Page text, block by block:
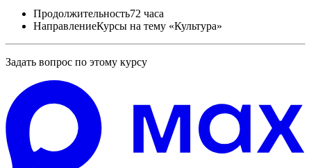
Продолжительность72 часа
НаправлениеКурсы на тему «Культура»
Задать вопрос по этому курсу